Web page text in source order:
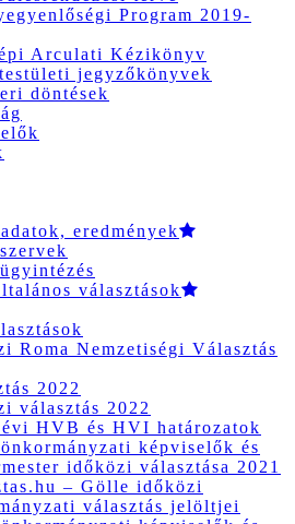
Program 2019-
Arculati Kézikönyv
jegyzőkönyvek
döntések
eredmények
választások
Roma Nemzetiségi Választás
2022
választás 2022
HVB és HVI határozatok
képviselők és
időközi választása 2021
– Gölle időközi
választás jelöltjei